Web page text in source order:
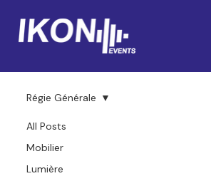
All Posts
Mobilier
Lumière
Régie Générale
Régie Générale